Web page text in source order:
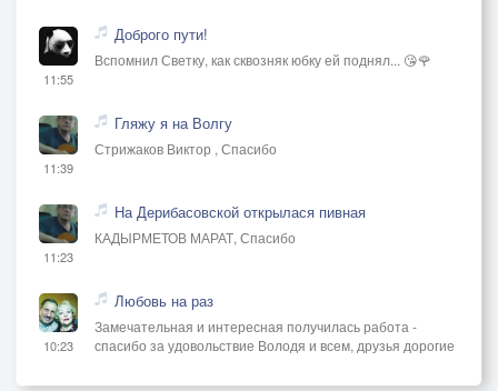
11:55
Доброго пути!
Вспомнил Светку, как сквозняк юбку ей поднял... 😘🌹
11:39
Гляжу я на Волгу
Стрижаков Виктор , Спасибо
11:23
На Дерибасовской открылася пивная
КАДЫРМЕТОВ МАРАТ, Спасибо
10:23
Любовь на раз
Замечательная и интересная получилась работа -
спасибо за удовольствие Володя и всем, друзья дорогие